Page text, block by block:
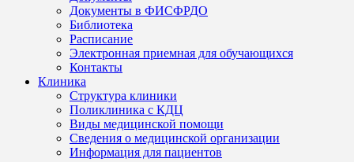
Документы в ФИСФРДО
Библиотека
Расписание
Электронная приемная для обучающихся
Контакты
Клиника
Структура клиники
Поликлиника с КДЦ
Виды медицинской помощи
Сведения о медицинской организации
Информация для пациентов